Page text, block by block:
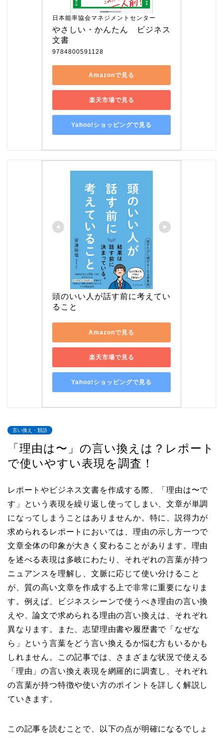
日本能率協会マネジメントセンター
やさしい・かんたん　ビジネス
文書
9784800591128
Amazonで見る
楽天市場で見る
Yahoo!ショッピングで見る
頭のいい人が話す前に考えてい
ること
Amazonで見る
楽天市場で見る
Yahoo!ショッピングで見る
言い換え・類語
「理由は〜」の言い換えは？レポート
で使いやすい表現を調査！
レポートやビジネス文書を作成する際、「理由は〜で
す」という表現を繰り返し使ってしまい、文章が単調
になってしまうことはありませんか。特に、説得力が
求められるレポートにおいては、理由の示し方一つで
文章全体の印象が大きく変わることがあります。理由
を述べる表現は多岐にわたり、それぞれの言葉が持つ
ニュアンスを理解し、文脈に応じて使い分けること
が、質の高い文章を作成する上で非常に重要になりま
す。例えば、ビジネスシーンで使うべき理由の言い換
えや、論文で求められる理由の言い換えは、それぞれ
異なります。また、志望理由書や履歴書で「なぜな
ら」という言葉をどう言い換えるか悩む方もいるかも
しれません。この記事では、さまざまな状況で使える
「理由」の言い換え表現を網羅的に調査し、それぞれ
の言葉が持つ特徴や使い方のポイントを詳しく解説し
ていきます。
この記事を読むことで、以下の点が明確になるでしょ